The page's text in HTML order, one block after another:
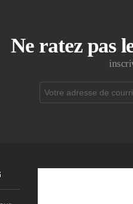
Ne ratez pas
de
courrier